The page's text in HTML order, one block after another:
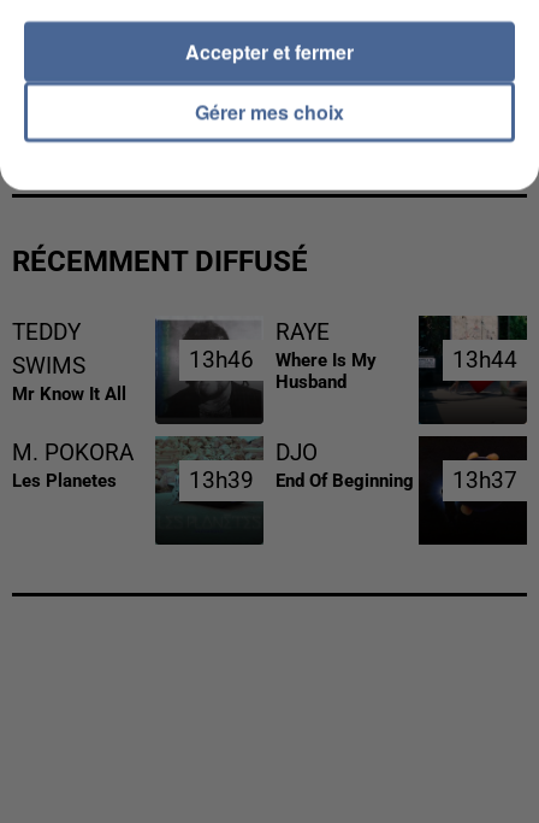
LES DONNÉES DE 300 000 CLIENTS DÉROBÉES À
INTERMARCHÉ APRÈS UNE...
RÉCEMMENT DIFFUSÉ
TEDDY
SWIMS
Mr Know It All
13h46
13h46
RAYE
Where Is My
Husband
13h44
13h44
M. POKORA
Les Planetes 13h39
13h39
DJO
End Of Beginning 13h37
13h37
Gérer mes choix
Accepter et fermer